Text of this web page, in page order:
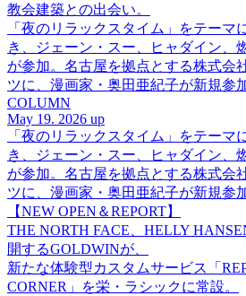
教会建築との出会い。
「夜のリラックスタイム」をテーマ
き、ジェーン・スー、ヒャダイン、
が参加。名古屋を拠点とする株式会
ツに、漫画家・奥田亜紀子が新規参加
COLUMN
May 19. 2026 up
「夜のリラックスタイム」をテーマ
き、ジェーン・スー、ヒャダイン、
が参加。名古屋を拠点とする株式会
ツに、漫画家・奥田亜紀子が新規参加
【NEW OPEN＆REPORT】
THE NORTH FACE、HELLY
開するGOLDWINが、
新たな体験型カスタムサービス「
CORNER」を栄・ラシックに常設。